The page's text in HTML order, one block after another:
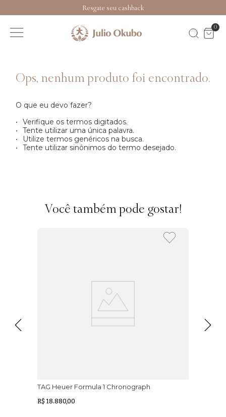
Resgate seu cashback
0
O que eu devo fazer?
Verifique os termos digitados.
Tente utilizar uma única palavra.
Utilize termos genéricos na busca.
Tente utilizar sinônimos do termo desejado.
Você também pode gostar!
TAG Heuer Formula 1 Chronograph
R$ 18.880,00